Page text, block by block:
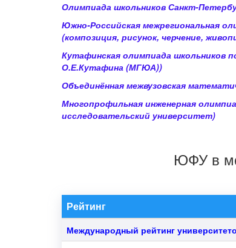
Олимпиада школьников Санкт-
Южно-Российская межрегиональная
(композиция, рисунок, черчение,
Кутафинская олимпиада школьников
О.Е.Кутафина (МГЮА))
Объединённая межвузовская
Многопрофильная инженерная
исследовательский университет)
ЮФУ в
Рейтинг
Международный рейтинг